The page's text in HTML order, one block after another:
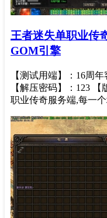
王者迷失单职业传
GOM引擎
【测试用端】：16周
【解压密码】：123
职业传奇服务端,每一